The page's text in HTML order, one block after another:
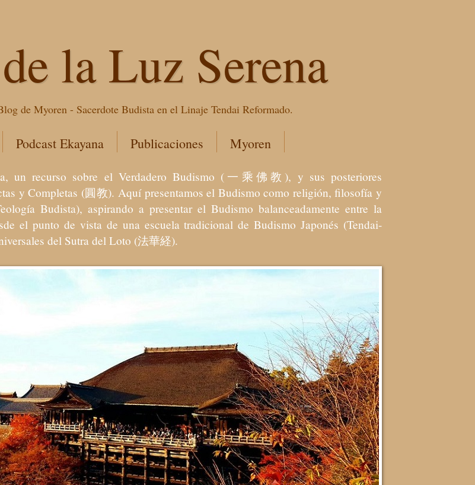
la Luz Serena
de Myoren - Sacerdote Budista en el Linaje Tendai Reformado.
Podcast Ekayana Publicaciones Myoren
un recurso sobre el Verdadero Budismo (一乘佛教), y sus posteriores
y Completas (圓教). Aquí presentamos el Budismo como religión, filosofía y
Budista), aspirando a presentar el Budismo balanceadamente entre la
el punto de vista de una escuela tradicional de Budismo Japonés (Tendai-
del Sutra del Loto (法華経).